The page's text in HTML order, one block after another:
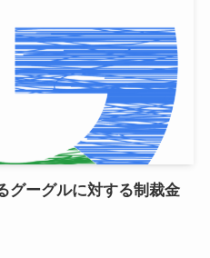
グーグルに対する制裁金